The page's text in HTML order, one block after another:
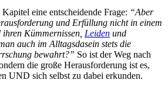
eine entscheidende Frage: “Aber
und Erfüllung nicht in einem
Kümmernissen, Leiden und
auch im Alltagsdasein stets die
bewahrt?” So ist der Weg nach
die große Herausforderung ist es,
UND sich selbst zu dabei erkunden.